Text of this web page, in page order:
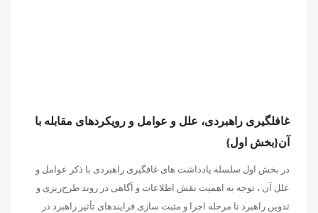
غافلگیری راهبردی، علل و عوامل و رویکردهای مقابله با
آن{بخش اول}
در بخش اول سلسله یادداشت های غافگیری راهبردی با ذکر عوامل و
علل آن ، توجه به اهمیت نقش اطلاعات و آگاهی در روند طرح‌ریزی و
تدوین راهبرد تا مرحله اجرا و مثبت سازی فرایندهای تأثیر راهبرد در